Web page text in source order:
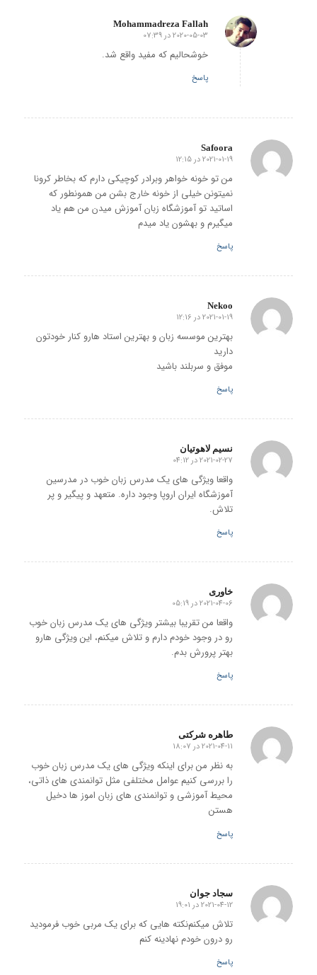
Mohammadreza Fallah
گفته:
2020-05-03 در 07:39
خوشحالیم که مفید واقع شد.
پاسخ
Safoora
گفته:
2021-01-19 در 12:15
من تو خونه خواهر وبرادر کوچیکی دارم که بخاطر کرونا
نمیتونن خیلی از خونه خارج بشن من همونطور که
اساتید تو آموزشگاه زبان آموزش میدن من هم یاد
میگیرم و بهشون یاد میدم
پاسخ
Nekoo
گفته:
2021-01-19 در 12:16
بهترین موسسه زبان و بهترین استاد هارو کنار خودتون
دارید
موفق و سربلند باشید
پاسخ
نسیم لاهوتیان
گفته:
2021-02-27 در 04:12
واقعا ویژگی های یک مدرس زبان خوب در مدرسین
آموزشگاه ایران اروپا وجود داره. متعهد و پیگیر و پر
تلاش.
پاسخ
خاوری
گفته:
2021-04-06 در 05:19
واقعا من تقریبا بیشتر ویژگی های یک مدرس زبان خوب
رو در وجود خودم دارم و تلاش میکنم، این ویژگی هارو
بهتر پرورش بدم.
پاسخ
طاهره شرکتی
گفته:
2021-04-11 در 18:07
به نظر من برای اینکه ویژگی های یک مدرس زبان خوب
را بررسی کنیم عوامل مختلفی مثل توانمندی های ذاتی،
محیط آموزشی و توانمندی های زبان اموز ها دخیل
هستن
پاسخ
سجاد جوان
گفته:
2021-04-12 در 19:01
تلاش میکنم‌نکته هایی که برای یک مربی خوب فرمودید
رو درون خودم نهادینه کنم
پاسخ